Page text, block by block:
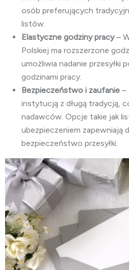
osób preferujących
listów.
Elastyczne godziny pracy–
Polskiej ma rozszerzone
umożliwia nadanie przesyłki
godzinami pracy.
Bezpieczeństwo i zaufanie –
instytucją z długą tradycją,
nadawców. Opcje takie jak
ubezpieczeniem zapewniają
bezpieczeństwo przesyłki.